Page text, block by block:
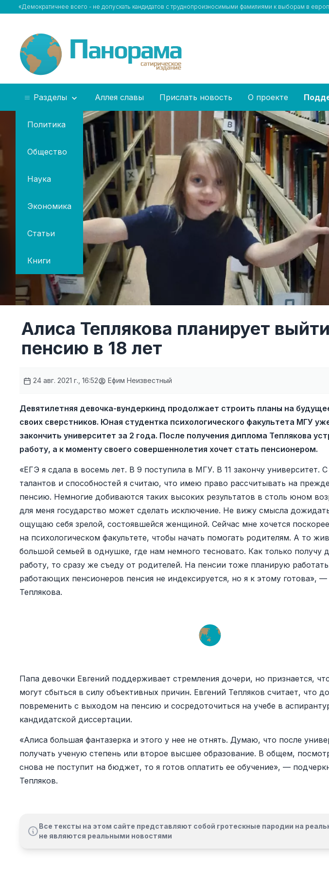
«Демократичнее всего - не допускать кандидатов с труднопроизносимыми фамилиями к выборам в
Разделы
Политика
Общество
Наука
Экономика
Статьи
Книги
Аллея славы Прислать новость О проекте
Алиса Теплякова планирует
пенсию в 18 лет
24 авг. 2021 г., 16:52 Ефим Неизвестный
Девятилетняя девочка-вундеркинд продолжает строить планы на
своих сверстников. Юная студентка психологического факультета МГУ
закончить университет за 2 года. После получения диплома Теплякова
работу, а к моменту своего совершеннолетия хочет стать пенсионером.
«ЕГЭ я сдала в восемь лет. В 9 поступила в МГУ. В 11 закончу университет.
талантов и способностей я считаю, что имею право рассчитывать на
пенсию. Немногие добиваются таких высоких результатов в столь юном
для меня государство может сделать исключение. Не вижу смысла
ощущаю себя зрелой, состоявшейся женщиной. Сейчас мне хочется
на психологическом факультете, чтобы начать помогать родителям. А то
большой семьей в однушке, где нам немного тесновато. Как только получу
работу, то сразу же съеду от родителей. На пенсии тоже планирую
работающих пенсионеров пенсия не индексируется, но я к этому готова», —
Теплякова.
Папа девочки Евгений поддерживает стремления дочери, но признается,
могут сбыться в силу объективных причин. Евгений Тепляков считает, что
повременить с выходом на пенсию и сосредоточиться на учебе в
кандидатской диссертации.
«Алиса большая фантазерка и этого у нее не отнять. Думаю, что после
получать ученую степень или второе высшее образование. В общем,
снова не поступит на бюджет, то я готов оплатить ее обучение», —
Тепляков.
Все тексты на этом сайте представляют собой гротескные пародии на
не являются реальными новостями